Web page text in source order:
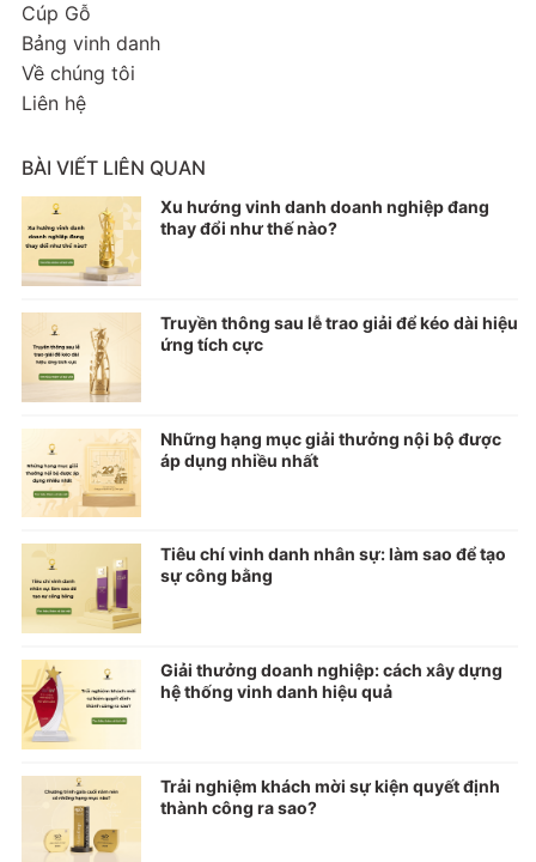
Cúp Gỗ
Bảng vinh danh
Về chúng tôi
Liên hệ
BÀI VIẾT LIÊN QUAN
Xu hướng vinh danh doanh nghiệp đang
thay đổi như thế nào?
Truyền thông sau lễ trao giải để kéo dài hiệu
ứng tích cực
Những hạng mục giải thưởng nội bộ được
áp dụng nhiều nhất
Tiêu chí vinh danh nhân sự: làm sao để tạo
sự công bằng
Giải thưởng doanh nghiệp: cách xây dựng
hệ thống vinh danh hiệu quả
Trải nghiệm khách mời sự kiện quyết định
thành công ra sao?